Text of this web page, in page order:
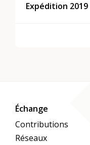
Expédition 2019
Échange
Contributions
Réseaux